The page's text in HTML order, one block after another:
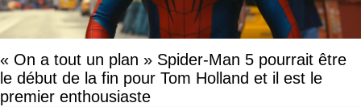
« On a tout un plan » Spider-Man 5 pourrait être
le début de la fin pour Tom Holland et il est le
premier enthousiaste